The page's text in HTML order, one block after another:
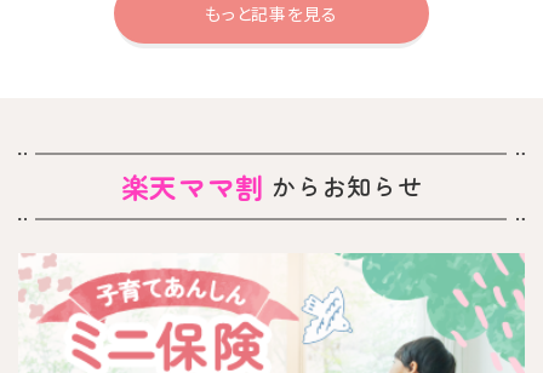
もっと記事を見る
楽天ママ割 からお知らせ